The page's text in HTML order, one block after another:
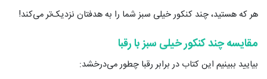
هر که هستید، چند کنکور خیلی سبز شما را به هدفتان نزدیک‌تر می‌کند!
مقایسه چند کنکور خیلی سبز با رقبا
بیایید ببینیم این کتاب در برابر رقبا چطور می‌درخشد: